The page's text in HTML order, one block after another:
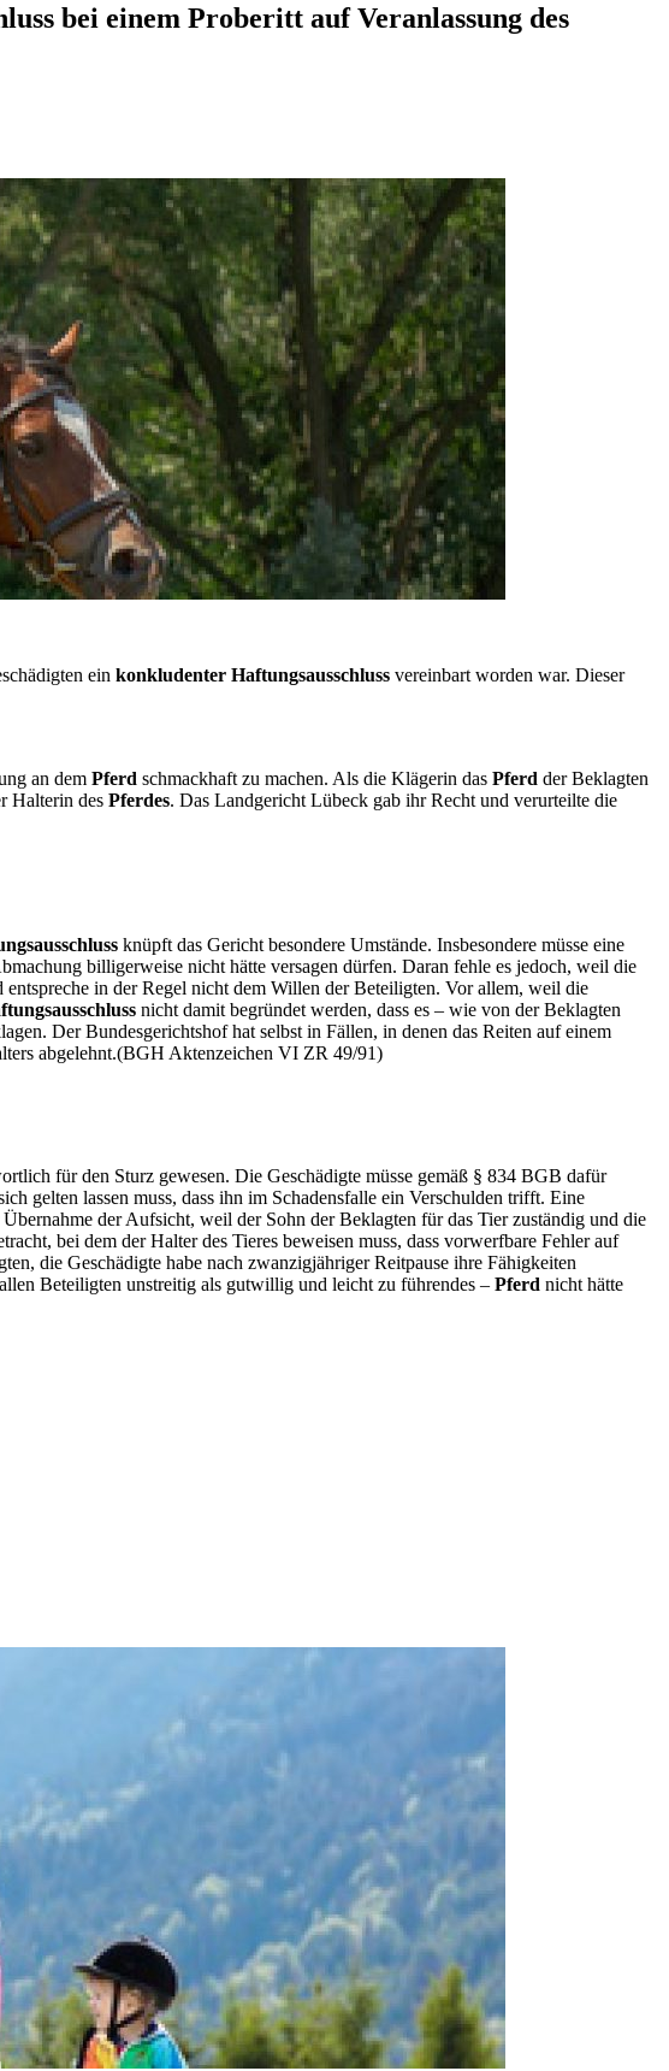
bei einem Proberitt auf Veranlassung des
ein konkludenter Haftungsausschluss vereinbart worden war. Dieser
an dem Pferd schmackhaft zu machen. Als die Klägerin das Pferd der Beklagten
Halterin des Pferdes. Das Landgericht Lübeck gab ihr Recht und verurteilte die
knüpft das Gericht besondere Umstände. Insbesondere müsse eine
billigerweise nicht hätte versagen dürfen. Daran fehle es jedoch, weil die
in der Regel nicht dem Willen der Beteiligten. Vor allem, weil die
nicht damit begründet werden, dass es – wie von der Beklagten
Der Bundesgerichtshof hat selbst in Fällen, in denen das Reiten auf einem
abgelehnt.(BGH Aktenzeichen VI ZR 49/91)
für den Sturz gewesen. Die Geschädigte müsse gemäß § 834 BGB dafür
gelten lassen muss, dass ihn im Schadensfalle ein Verschulden trifft. Eine
der Aufsicht, weil der Sohn der Beklagten für das Tier zuständig und die
bei dem der Halter des Tieres beweisen muss, dass vorwerfbare Fehler auf
die Geschädigte habe nach zwanzigjähriger Reitpause ihre Fähigkeiten
Beteiligten unstreitig als gutwillig und leicht zu führendes – Pferd nicht hätte